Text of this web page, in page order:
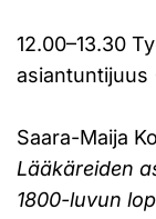
12.00–13.30
asiantuntijuus
Saara-Maija
Lääkäreiden
1800-luvun